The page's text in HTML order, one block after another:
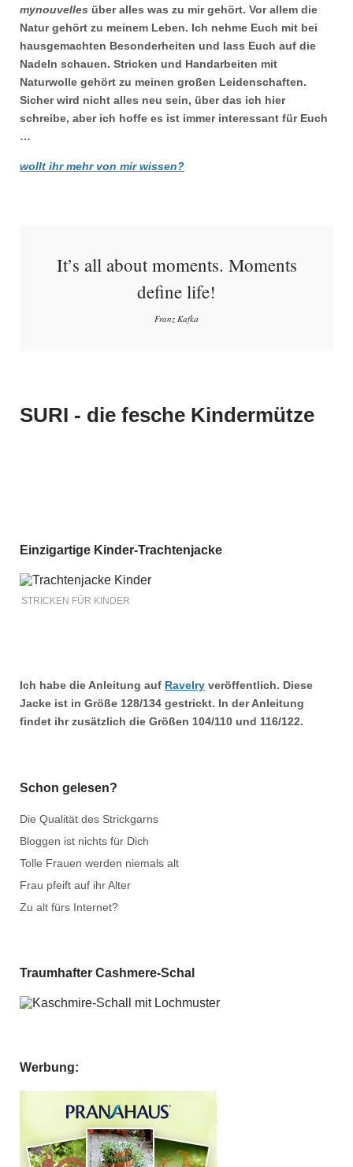
mynouvelles über alles was zu mir gehört. Vor allem die
Natur gehört zu meinem Leben. Ich nehme Euch mit bei
hausgemachten Besonderheiten und lass Euch auf die
Nadeln schauen. Stricken und Handarbeiten mit
Naturwolle gehört zu meinen großen Leidenschaften.
Sicher wird nicht alles neu sein, über das ich hier
schreibe, aber ich hoffe es ist immer interessant für Euch
…
wollt ihr mehr von mir wissen?
It’s all about moments. Moments
define life!
Franz Kafka
SURI - die fesche Kindermütze
Einzigartige Kinder-Trachtenjacke
STRICKEN FÜR KINDER
Ich habe die Anleitung auf Ravelry veröffentlich. Diese
Jacke ist in Größe 128/134 gestrickt. In der Anleitung
findet ihr zusätzlich die Größen 104/110 und 116/122.
Schon gelesen?
Die Qualität des Strickgarns
Bloggen ist nichts für Dich
Tolle Frauen werden niemals alt
Frau pfeift auf ihr Alter
Zu alt fürs Internet?
Traumhafter Cashmere-Schal
Werbung: